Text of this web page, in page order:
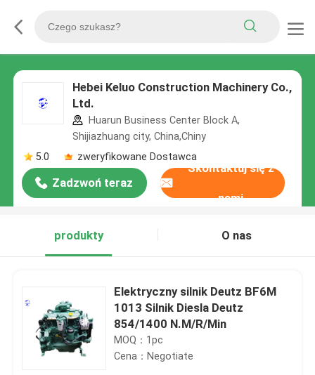
Hebei Keluo Construction Machinery Co.,
Ltd.
Huarun Business Center Block A,
Shijiazhuang city, China,Chiny
5.0
zweryfikowane Dostawca
Zadzwoń teraz
Skontaktuj się z
nami
produkty O nas
Elektryczny silnik Deutz BF6M
1013 Silnik Diesla Deutz
854/1400 N.M/R/Min
MOQ：1pc
Cena：Negotiate